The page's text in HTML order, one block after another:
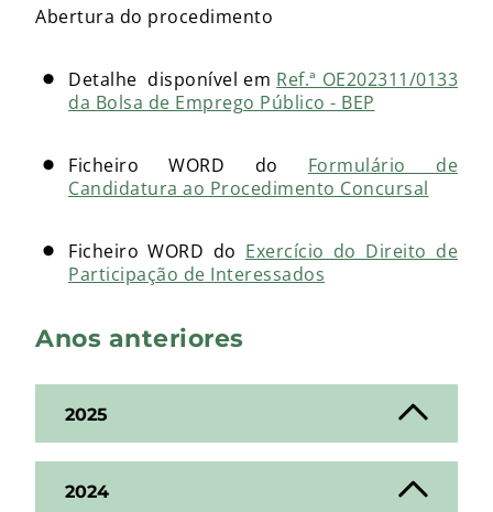
Abertura do procedimento
Detalhe disponível em Ref.ª OE202311/0133
da Bolsa de Emprego Público - BEP
Ficheiro WORD do Formulário de
Candidatura ao Procedimento Concursal
Ficheiro WORD do Exercício do Direito de
Participação de Interessados
Anos anteriores
2025
2024